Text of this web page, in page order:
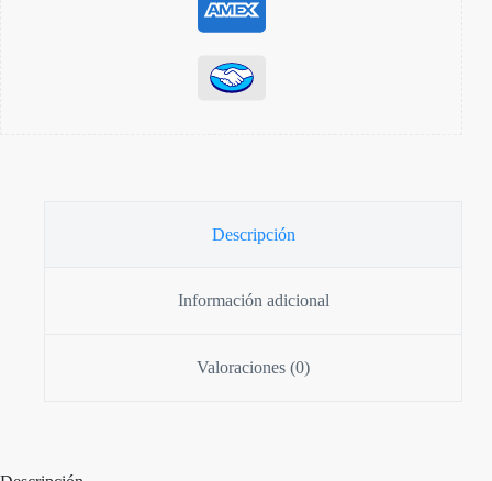
Descripción
Información adicional
Valoraciones (0)